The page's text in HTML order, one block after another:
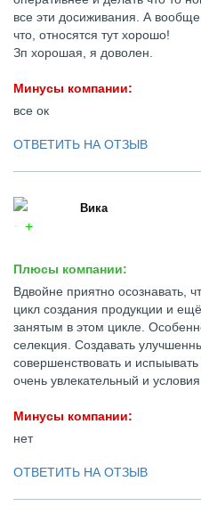
все эти досиживания. А
что, относятся тут хорошо!
Зп хорошая, я доволен.
Минусы компании:
все ок
ОТВЕТИТЬ НА ОТЗЫВ
Вика
Плюсы компании:
Вдвойне приятно осознавать,
цикл создания продукции и
занятым в этом цикле.
селекция. Создавать
совершенствовать и
очень увлекательный и
Минусы компании:
нет
ОТВЕТИТЬ НА ОТЗЫВ